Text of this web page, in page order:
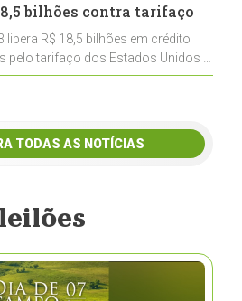
bilhões contra tarifaço
libera R$ 18,5 bilhões em crédito
pelo tarifaço dos Estados Unidos e
setores estratégicos
TODAS AS NOTÍCIAS